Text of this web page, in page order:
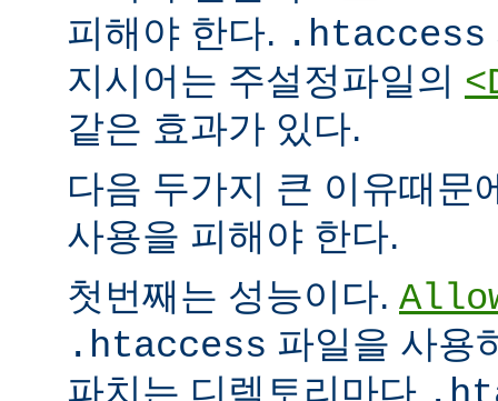
피해야 한다. .htaccess
지시어는 주설정파일의
같은 효과가 있다.
다음 두가지 큰 이유때문
사용을 피해야 한다.
첫번째는 성능이다.
.htaccess 파일을 사용
파치는 디렉토리마다